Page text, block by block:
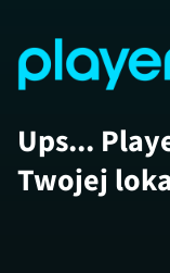
Ups...
Twojej